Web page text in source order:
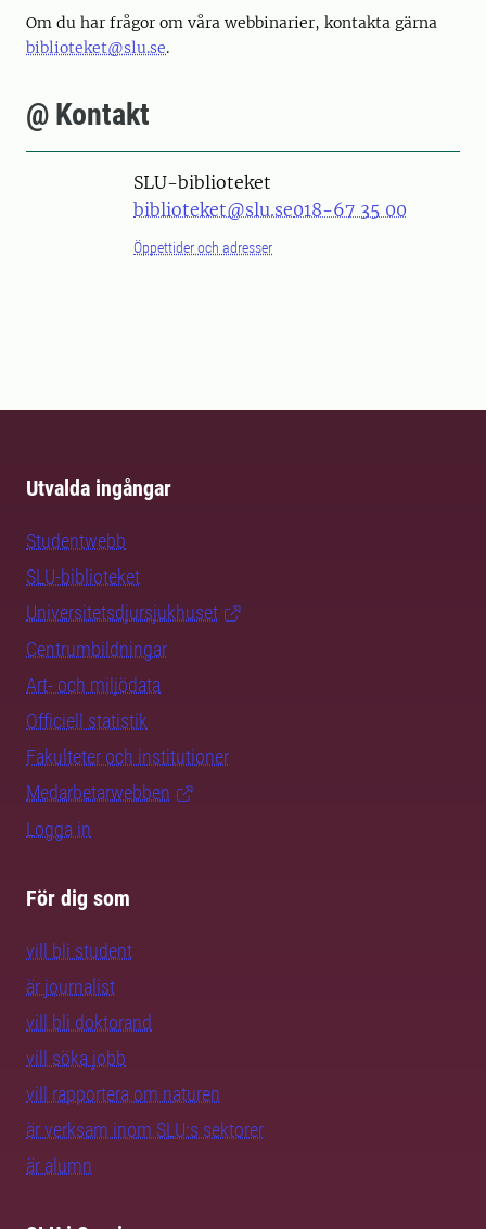
Om du har frågor om våra webbinarier, kontakta gärna
biblioteket@slu.se.
@ Kontakt
SLU-biblioteket
biblioteket@slu.se018-67 35 00
Öppettider och adresser
Utvalda ingångar
Studentwebb
SLU-biblioteket
Universitetsdjursjukhuset
Centrumbildningar
Art- och miljödata
Officiell statistik
Fakulteter och institutioner
Medarbetarwebben
Logga in
För dig som
vill bli student
är journalist
vill bli doktorand
vill söka jobb
vill rapportera om naturen
är verksam inom SLU:s sektorer
är alumn